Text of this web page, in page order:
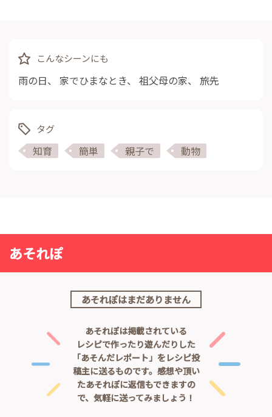
こんなシーンにも
雨の日、 家でひまなとき、 祖父母の家、 旅先
タグ
知育 簡単 親子で 動物
あそれぽ
あそれぽはまだありません
あそれぽは掲載されている
レシピで作ったり遊んだりした
「あそんだレポート」をレシピ投
稿主に送るものです。 感想や頂い
たあそれぽに返信もできますの
で、気軽に送ってみましょう！